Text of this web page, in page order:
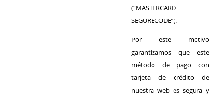
(“MASTERCARD
SEGURECODE”).
Por este motivo
garantizamos que este
método de pago con
tarjeta de crédito de
nuestra web es segura y